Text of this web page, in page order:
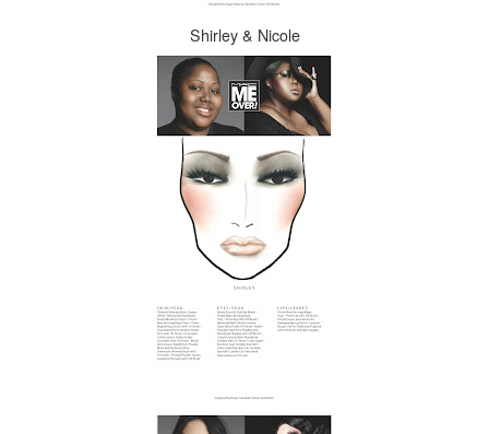
Shirley & Nicole